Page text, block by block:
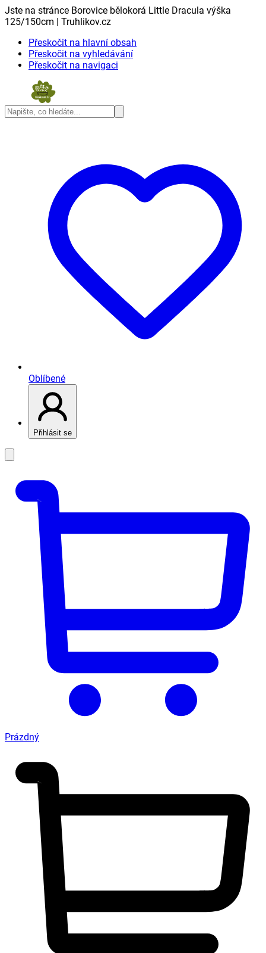
Jste na stránce Borovice bělokorá Little Dracula výška
125/150cm | Truhlikov.cz
Přeskočit na hlavní obsah
Přeskočit na vyhledávání
Přeskočit na navigaci
Oblíbené
Přihlásit se
Prázdný